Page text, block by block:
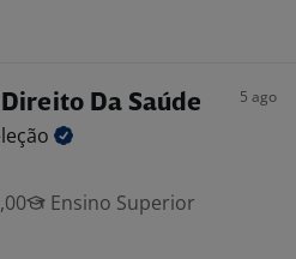
Da Saúde 5 ago
Ensino Superior